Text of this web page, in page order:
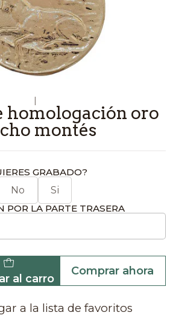
|
homologación oro
montés
GRABADO?
No Si
POR LA PARTE TRASERA
al carro
Comprar ahora
a la lista de favoritos